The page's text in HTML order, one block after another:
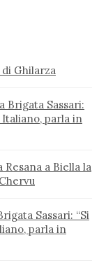
Ghilarza
Brigata Sassari:
Italiano, parla in
a Biella la
Sassari: “Si
parla in